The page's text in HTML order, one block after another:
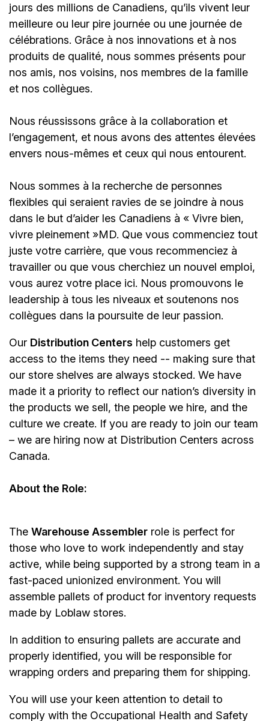
jours des millions de Canadiens, qu’ils vivent leur
meilleure ou leur pire journée ou une journée de
célébrations. Grâce à nos innovations et à nos
produits de qualité, nous sommes présents pour
nos amis, nos voisins, nos membres de la famille
et nos collègues.
Nous réussissons grâce à la collaboration et
l’engagement, et nous avons des attentes élevées
envers nous-mêmes et ceux qui nous entourent.
Nous sommes à la recherche de personnes
flexibles qui seraient ravies de se joindre à nous
dans le but d’aider les Canadiens à « Vivre bien,
vivre pleinement »MD. Que vous commenciez tout
juste votre carrière, que vous recommenciez à
travailler ou que vous cherchiez un nouvel emploi,
vous aurez votre place ici. Nous promouvons le
leadership à tous les niveaux et soutenons nos
collègues dans la poursuite de leur passion.
Our Distribution Centers help customers get
access to the items they need -- making sure that
our store shelves are always stocked. We have
made it a priority to reflect our nation’s diversity in
the products we sell, the people we hire, and the
culture we create. If you are ready to join our team
– we are hiring now at Distribution Centers across
Canada.
About the Role:
The Warehouse Assembler role is perfect for
those who love to work independently and stay
active, while being supported by a strong team in a
fast-paced unionized environment. You will
assemble pallets of product for inventory requests
made by Loblaw stores.
In addition to ensuring pallets are accurate and
properly identified, you will be responsible for
wrapping orders and preparing them for shipping.
You will use your keen attention to detail to
comply with the Occupational Health and Safety